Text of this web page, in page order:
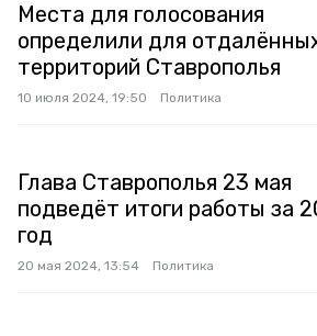
Места для голосования
определили для
территорий Ставрополья
10 июля 2024, 19:50 Политика
Глава Ставрополья 23 мая
подведёт итоги работы за
год
20 мая 2024, 13:54 Политика